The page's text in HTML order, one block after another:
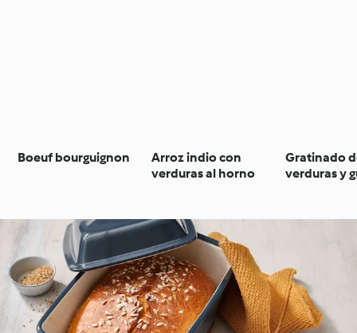
Boeuf bourguignon
Arroz indio con
verduras al horno
Gratinado
verduras y